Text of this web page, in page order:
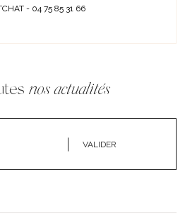
- 04 75 85 31 66
nos actualités
VALIDER